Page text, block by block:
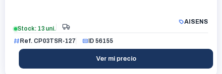
AISENS
Stock: 13 uni.
Ref. CP03TSR-127
ID 56155
Ver mi precio